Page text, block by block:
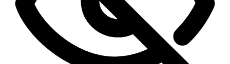
완벽해요! 진행 상황을 실시간으로 확인할 수 있나요?
정말 감사합니다, 최고예요 🧡